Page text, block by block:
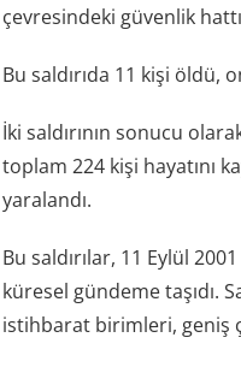
çevresindeki güvenlik
Bu saldırıda 11 kişi öldü,
İki saldırının sonucu
toplam 224 kişi hayatını
yaralandı.
Bu saldırılar, 11 Eylül
küresel gündeme taşıdı.
istihbarat birimleri, geniş